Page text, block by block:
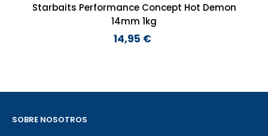
Starbaits Performance Concept Hot Demon
14mm 1kg
Precio
14,95 €
SOBRE NOSOTROS